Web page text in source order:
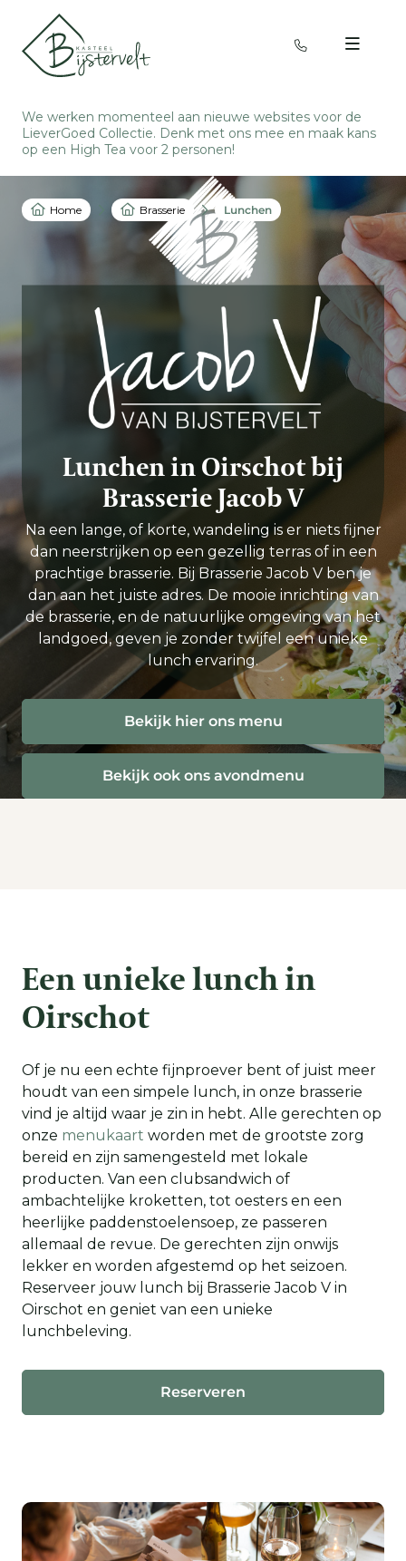
We werken momenteel aan nieuwe websites voor de
LieverGoed Collectie. Denk met ons mee en maak kans
op een High Tea voor 2 personen!
Home Brasserie Lunchen
Lunchen in Oirschot bij
Brasserie Jacob V
Na een lange, of korte, wandeling is er niets fijner
dan neerstrijken op een gezellig terras of in een
prachtige brasserie. Bij Brasserie Jacob V ben je
dan aan het juiste adres. De mooie inrichting van
de brasserie, en de natuurlijke omgeving van het
landgoed, geven je zonder twijfel een unieke
lunch ervaring.
Bekijk hier ons menu
Bekijk ook ons avondmenu
Een unieke lunch in
Oirschot
Of je nu een echte fijnproever bent of juist meer
houdt van een simpele lunch, in onze brasserie
vind je altijd waar je zin in hebt. Alle gerechten op
onze menukaart worden met de grootste zorg
bereid en zijn samengesteld met lokale
producten. Van een clubsandwich of
ambachtelijke kroketten, tot oesters en een
heerlijke paddenstoelensoep, ze passeren
allemaal de revue. De gerechten zijn onwijs
lekker en worden afgestemd op het seizoen.
Reserveer jouw lunch bij Brasserie Jacob V in
Oirschot en geniet van een unieke
lunchbeleving.
Reserveren